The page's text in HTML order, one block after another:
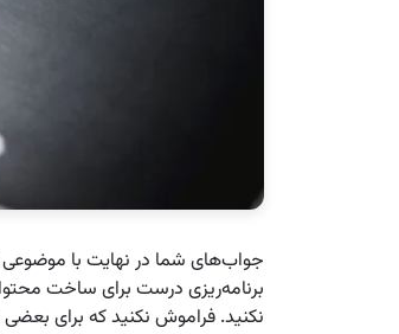
جواب‌های شما در نهایت با
برنامه‌ریزی درست برای ساخت
نکنید. فراموش نکنید که برای